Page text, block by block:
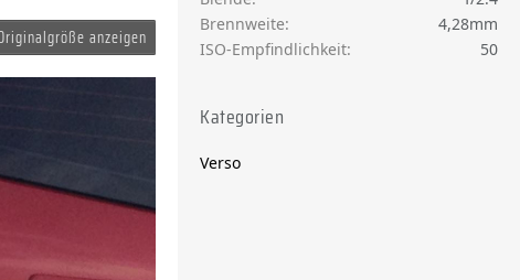
anzeigen
Brennweite
4,28mm
ISO-Empfindlichkeit
50
Kategorien
Verso